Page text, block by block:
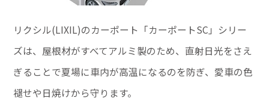
リクシル(LIXIL)のカーポート「カーポートSC」シリー
ズは、屋根材がすべてアルミ製のため、直射日光をさえ
ぎることで夏場に車内が高温になるのを防ぎ、愛車の色
褪せや日焼けから守ります。